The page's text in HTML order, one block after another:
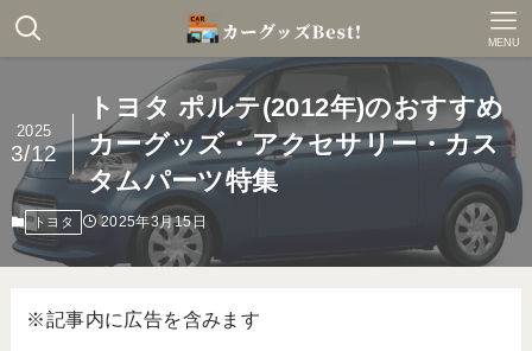
MENU
トヨタ ポルテ(2012年)のおすすめ
カーグッズ・アクセサリー・カス
タムパーツ特集
2025
3/12
トヨタ 2025年3月15日
※記事内に広告を含みます